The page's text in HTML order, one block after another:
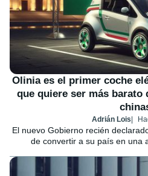
Olinia es el primer coche
que quiere ser más barato
Adrián Lois
El nuevo Gobierno recién
de convertir a su país en una